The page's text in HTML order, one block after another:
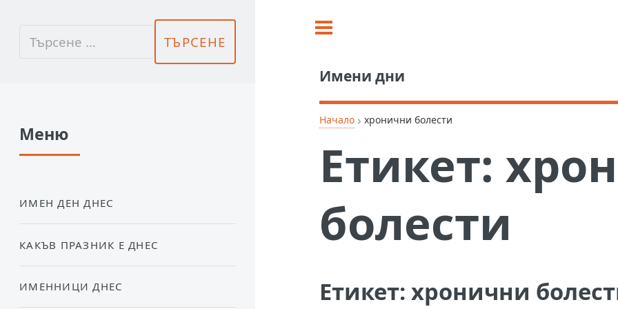
Имени дни
Начало › хронични болести
Етикет:
болести
Етикет: хронични
Меню
ИМЕН ДЕН ДНЕС
КАКЪВ ПРАЗНИК Е ДНЕС
ИМЕННИЦИ ДНЕС